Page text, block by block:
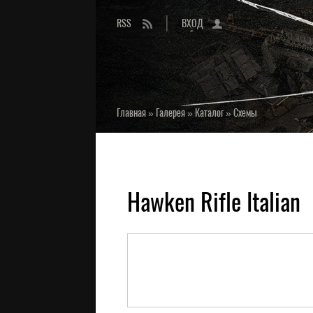
RSS ВХОД
Главная» Галерея»Каталог»Схемы
Hawken Rifle Italian